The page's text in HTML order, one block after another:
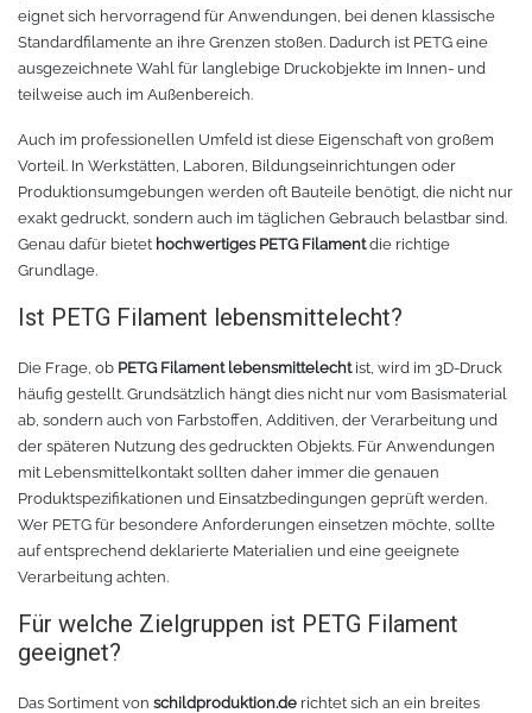
eignet sich hervorragend für Anwendungen, bei denen klassische
Standardfilamente an ihre Grenzen stoßen. Dadurch ist PETG eine
ausgezeichnete Wahl für langlebige Druckobjekte im Innen- und
teilweise auch im Außenbereich.
Auch im professionellen Umfeld ist diese Eigenschaft von großem
Vorteil. In Werkstätten, Laboren, Bildungseinrichtungen oder
Produktionsumgebungen werden oft Bauteile benötigt, die nicht nur
exakt gedruckt, sondern auch im täglichen Gebrauch belastbar sind.
Genau dafür bietet hochwertiges PETG Filamentdie richtige
Grundlage.
Ist PETG Filament lebensmittelecht?
Die Frage, ob PETG Filament lebensmittelechtist, wird im 3D-Druck
häufig gestellt. Grundsätzlich hängt dies nicht nur vom Basismaterial
ab, sondern auch von Farbstoffen, Additiven, der Verarbeitung und
der späteren Nutzung des gedruckten Objekts. Für Anwendungen
mit Lebensmittelkontakt sollten daher immer die genauen
Produktspezifikationen und Einsatzbedingungen geprüft werden.
Wer PETG für besondere Anforderungen einsetzen möchte, sollte
auf entsprechend deklarierte Materialien und eine geeignete
Verarbeitung achten.
Für welche Zielgruppen ist PETG Filament
geeignet?
Das Sortiment von schildproduktion.de richtet sich an ein breites